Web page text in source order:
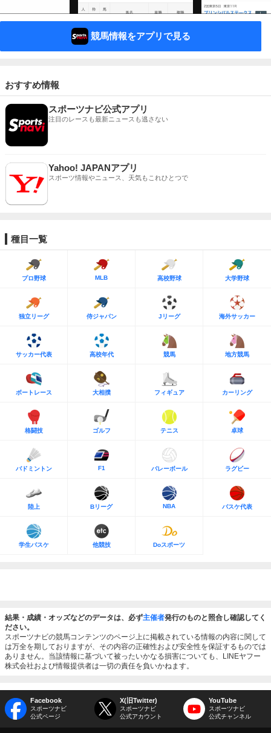
競馬情報をアプリで見る
おすすめ情報
スポーツナビ公式アプリ
注目のレースも最新ニュースも逃さない
Yahoo! JAPANアプリ
スポーツ情報やニュース、天気もこれひとつで
種目一覧
プロ野球 MLB 高校野球 大学野球
独立リーグ 侍ジャパン Jリーグ 海外サッカー
サッカー代表 高校年代 競馬 地方競馬
ボートレース 大相撲 フィギュア カーリング
格闘技 ゴルフ テニス 卓球
バドミントン F1 バレーボール ラグビー
陸上 Bリーグ NBA バスケ代表
学生バスケ 他競技 Doスポーツ
結果・成績・オッズなどのデータは、必ず主催者発行のものと照合し確認してく
ださい。
スポーツナビの競馬コンテンツのページ上に掲載されている情報の内容に関して
は万全を期しておりますが、その内容の正確性および安全性を保証するものでは
ありません。当該情報に基づいて被ったいかなる損害についても、LINEヤフー
株式会社および情報提供者は一切の責任を負いかねます。
Facebook
スポーツナビ
公式ページ
X(旧Twitter)
スポーツナビ
公式アカウント
YouTube
スポーツナビ
公式チャンネル